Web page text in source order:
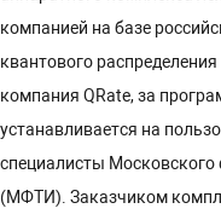
компанией на базе
квантового
компания QRate, за
устанавливается на
специалисты Московского
(МФТИ). Заказчиком